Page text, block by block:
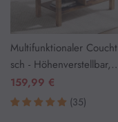
Multifunktionaler
sch - Höhenverstellbar,
eal als Kaffeetisch oder E
sszimmertisch (Vintagebr
159,99 €
(35)